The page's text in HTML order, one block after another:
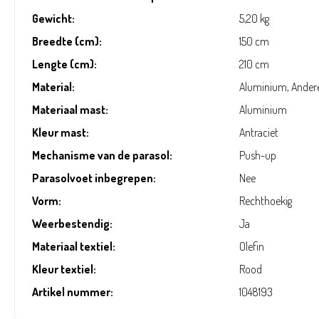
Gewicht:
5,20 kg
Breedte (cm):
150 cm
Lengte (cm):
210 cm
Material:
Aluminium,
Materiaal mast:
Aluminium
Kleur mast:
Antraciet
Mechanisme van de parasol:
Push-up
Parasolvoet inbegrepen:
Nee
Vorm:
Rechthoekig
Weerbestendig:
Ja
Materiaal textiel:
Olefin
Kleur textiel:
Rood
Artikel nummer:
1048193